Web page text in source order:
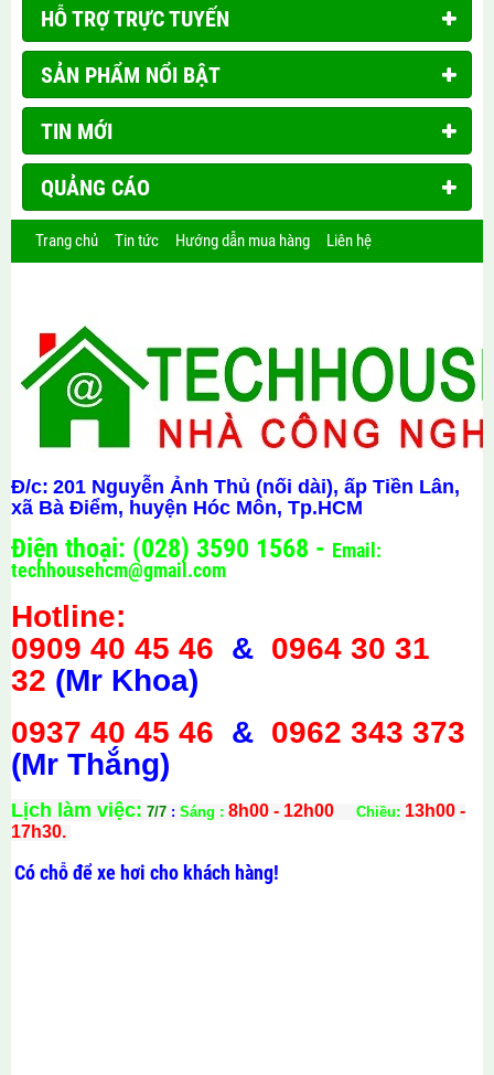
HỖ TRỢ TRỰC TUYẾN
SẢN PHẨM NỔI BẬT
TIN MỚI
QUẢNG CÁO
Trang chủ Tin tức Hướng dẫn mua hàng Liên hệ
Đ/c: 201 Nguyễn Ảnh Thủ (nối dài), ấp Tiền Lân,
xã Bà Điểm, huyện Hóc Môn, Tp.HCM
Điện thoại: (028) 3590 1568 - Email:
techhousehcm@gmail.com
Hotline:
0909 40 45 46 & 0964 30 31
32 (Mr Khoa)
0937 40 45 46 &0962 343 373
(Mr Thắng)
Lịch làm việc: 7/7: Sáng : 8h00 - 12h00 Chiều: 13h00 -
17h30.
Có chỗ để xe hơi cho khách hàng!